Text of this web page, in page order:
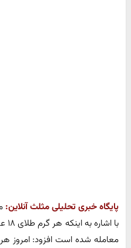
پایگاه خبری تحلیلی مثلث آنلاین: